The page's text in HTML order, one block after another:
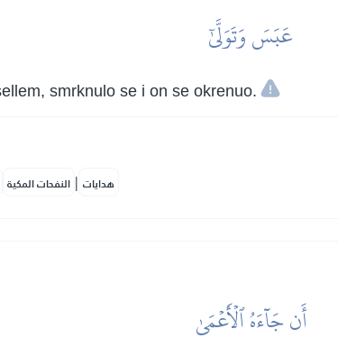
عَبَسَ وَتَوَلَّىٰٓ
smrknulo se i on se okrenuo.
النفحات المكية | هدايات
أَن جَآءَهُ ٱلۡأَعۡمَىٰ